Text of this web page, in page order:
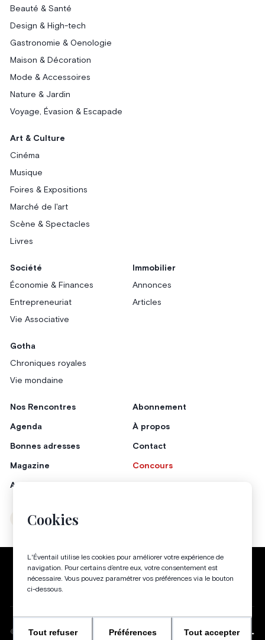
Cookies
L'Éventail utilise les cookies pour améliorer votre expérience de
navigation. Pour certains d’entre eux, votre consentement est
nécessaire. Vous pouvez paramétrer vos préférences via le bouton
ci-dessous.
Tout refuser Préférences Tout accepter
Beauté & Santé
Design & High-tech
Gastronomie & Oenologie
Maison & Décoration
Mode & Accessoires
Nature & Jardin
Voyage, Évasion & Escapade
Art & Culture
Cinéma
Musique
Foires & Expositions
Marché de l'art
Scène & Spectacles
Livres
Société
Économie & Finances
Entrepreneuriat
Vie Associative
Immobilier
Annonces
Articles
Gotha
Chroniques royales
Vie mondaine
Nos Rencontres
Agenda
Bonnes adresses
Magazine
Annonceurs
Abonnement
À propos
Contact
Concours
Instagram
Politique de confidentialité Conditions générales
Gestion des cookies
© 2026-TOUS DROITS RÉSERVÉS WEBSITE BY